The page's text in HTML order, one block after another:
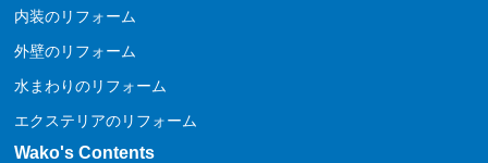
内装のリフォーム
外壁のリフォーム
水まわりのリフォーム
エクステリアのリフォーム
Wako's Contents